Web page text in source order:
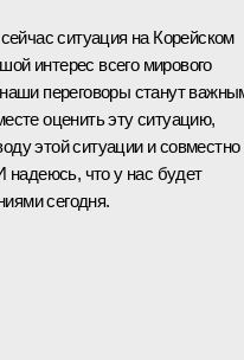
ситуация на Корейском
интерес всего мирового
переговоры станут
оценить эту ситуацию,
этой ситуации и совместно
надеюсь, что у нас будет
сегодня.